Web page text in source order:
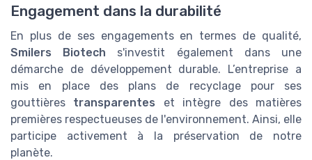
Engagement dans la durabilité
En plus de ses engagements en termes de qualité,
Smilers Biotech s'investit également dans une
démarche de développement durable. L’entreprise a
mis en place des plans de recyclage pour ses
gouttières transparentes et intègre des matières
premières respectueuses de l'environnement. Ainsi, elle
participe activement à la préservation de notre
planète.